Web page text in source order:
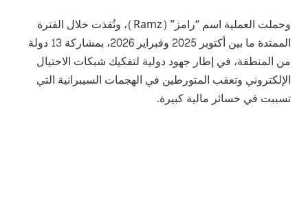
وحملت العملية اسم “رامز” (Ramz)، ونُفذت خلال الفترة
الممتدة ما بين أكتوبر 2025 وفبراير 2026، بمشاركة 13 دولة
من المنطقة، في إطار جهود دولية لتفكيك شبكات الاحتيال
الإلكتروني وتعقب المتورطين في الهجمات السيبرانية التي
تسببت في خسائر مالية كبيرة.